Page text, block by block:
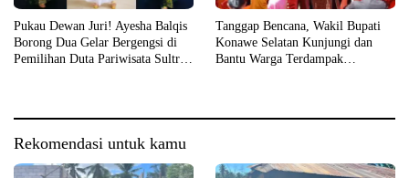
Pukau Dewan Juri! Ayesha Balqis
Borong Dua Gelar Bergengsi di
Pemilihan Duta Pariwisata Sultra
Tanggap Bencana, Wakil Bupati
Konawe Selatan Kunjungi dan
Bantu Warga Terdampak
Rekomendasi untuk kamu